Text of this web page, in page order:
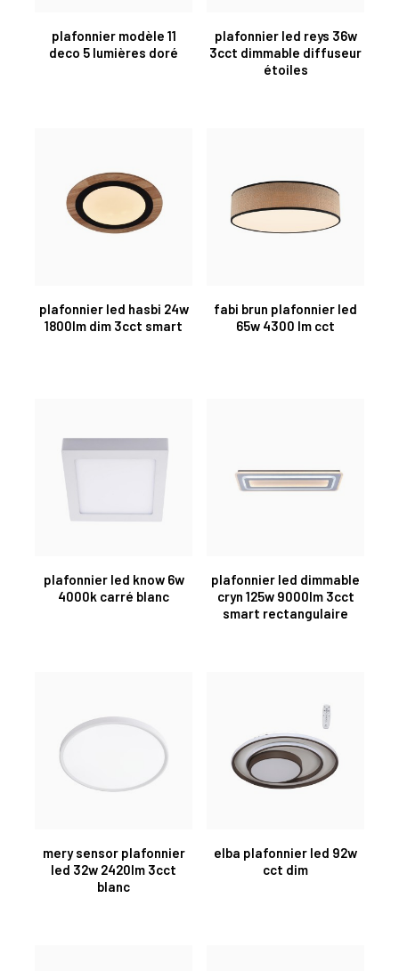
plafonnier modèle 11
deco 5 lumières doré
plafonnier led reys 36w
3cct dimmable diffuseur
étoiles
plafonnier led hasbi 24w
1800lm dim 3cct smart
fabi brun plafonnier led
65w 4300 lm cct
plafonnier led know 6w
4000k carré blanc
plafonnier led dimmable
cryn 125w 9000lm 3cct
smart rectangulaire
mery sensor plafonnier
led 32w 2420lm 3cct
blanc
elba plafonnier led 92w
cct dim